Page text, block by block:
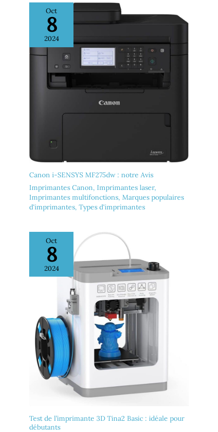
une puce non HP pourraient ne pas fonctionner ou
cesser de fonctionner
Oct
8
2024
Canon i-SENSYS MF275dw : notre Avis
Imprimantes Canon, Imprimantes laser,
Imprimantes multifonctions, Marques populaires
d'imprimantes, Types d'imprimantes
Oct
8
2024
Test de l’imprimante 3D Tina2 Basic : idéale pour
débutants